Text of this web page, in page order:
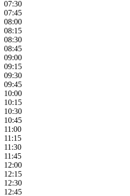
07:30
07:45
08:00
08:15
08:30
08:45
09:00
09:15
09:30
09:45
10:00
10:15
10:30
10:45
11:00
11:15
11:30
11:45
12:00
12:15
12:30
12:45